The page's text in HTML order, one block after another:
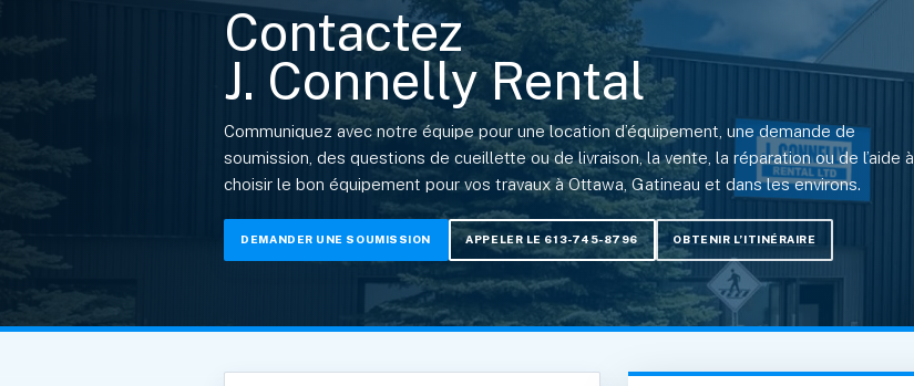
Contactez
J. Connelly Rental
Communiquez avec notre équipe pour une location d’équipement, une demande de
soumission, des questions de cueillette ou de livraison, la vente, la réparation ou de l’aide à
choisir le bon équipement pour vos travaux à Ottawa, Gatineau et dans les environs.
DEMANDER UNE SOUMISSION APPELER LE 613-745-8796 OBTENIR L’ITINÉRAIRE